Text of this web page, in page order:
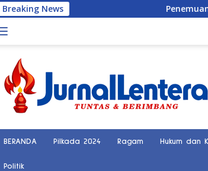
Breaking News Penemuan Kerangka
BERANDA Pilkada 2024 Ragam Hukum dan
Politik